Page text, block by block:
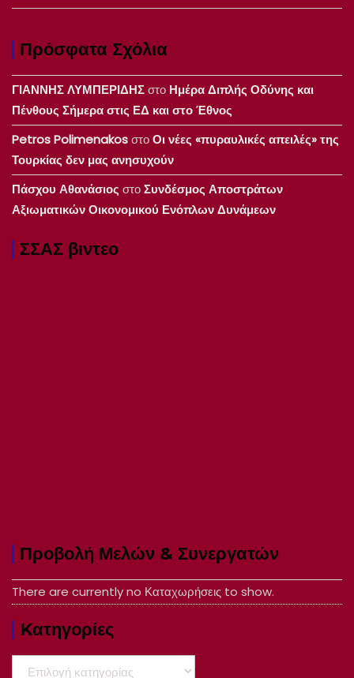
Πρόσφατα Σχόλια
ΓΙΑΝΝΗΣ ΛΥΜΠΕΡΙΔΗΣστο Ημέρα Διπλής Οδύνης και
Πένθους Σήμερα στις ΕΔ και στο Έθνος
Petros PolimenakosστοΟι νέες «πυραυλικές απειλές» της
Τουρκίας δεν μας ανησυχούν
Πάσχου Αθανάσιος στοΣυνδέσμος Αποστράτων
Αξιωματικών Οικονομικού Ενόπλων Δυνάμεων
ΣΣΑΣ βιντεο
Προβολή Μελών & Συνεργατών
There are currently no Καταχωρήσεις to show.
Kατηγορίες